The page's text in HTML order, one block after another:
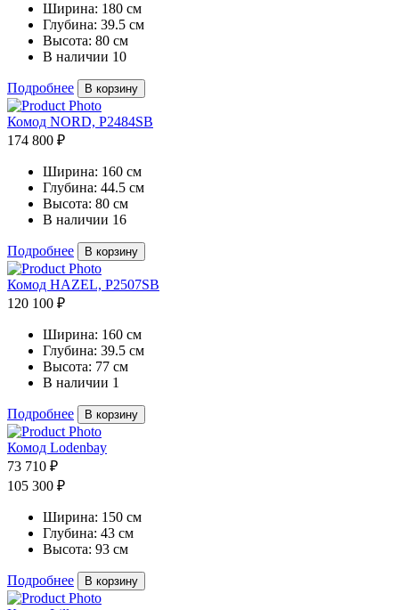
Ширина: 180 см
Глубина: 39.5 см
Высота: 80 см
В наличии 10
Подробнее В корзину
Комод NORD, P2484SB
174 800 ₽
Ширина: 160 см
Глубина: 44.5 см
Высота: 80 см
В наличии 16
Подробнее В корзину
Комод HAZEL, P2507SB
120 100 ₽
Ширина: 160 см
Глубина: 39.5 см
Высота: 77 см
В наличии 1
Подробнее В корзину
Комод Lodenbay
73 710 ₽
105 300 ₽
Ширина: 150 см
Глубина: 43 см
Высота: 93 см
Подробнее В корзину